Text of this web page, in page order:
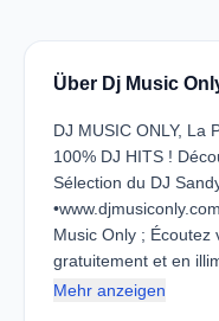
Über Dj Music
DJ MUSIC ONLY, La
100% DJ HITS !
Sélection du DJ
Music Only ;
gratuitement et en
Mehr anzeigen